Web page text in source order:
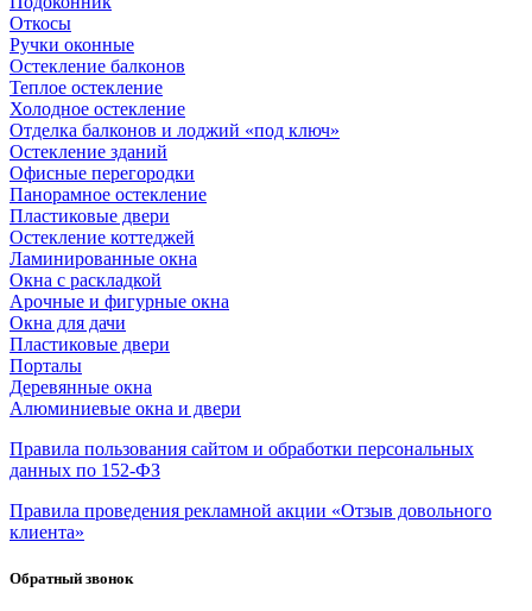
Откосы
Ручки оконные
Остекление балконов
Теплое остекление
Холодное остекление
Отделка балконов и лоджий «под ключ»
Остекление зданий
Офисные перегородки
Панорамное остекление
Пластиковые двери
Остекление коттеджей
Ламинированные окна
Окна с раскладкой
Арочные и фигурные окна
Окна для дачи
Пластиковые двери
Порталы
Деревянные окна
Алюминиевые окна и двери
Правила пользования сайтом и обработки персональных
данных по 152-ФЗ
Правила проведения рекламной акции «Отзыв довольного
клиента»
Обратный звонок